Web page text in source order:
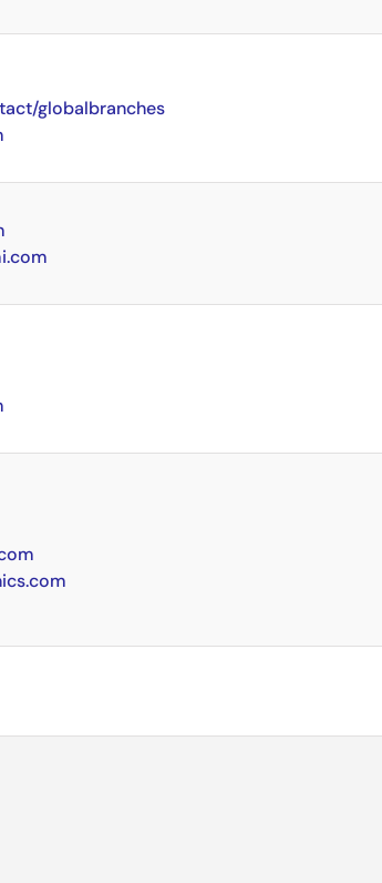
globalbranches